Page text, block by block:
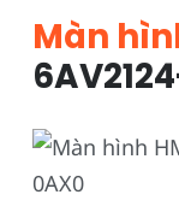
Màn